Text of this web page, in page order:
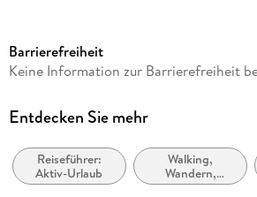
Reihe
Autor/Autorin
Verlag/Hersteller
Bergverlag Rother
Barrierefreiheit
Keine Information zur Barrierefreiheit
Entdecken Sie mehr
Reiseführer:
Aktiv-Urlaub
Walking,
Wandern,
Trekking